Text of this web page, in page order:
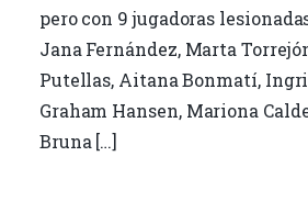
pero con 9 jugadoras
Jana Fernández, Marta
Putellas, Aitana Bonmatí,
Graham Hansen, Mariona
Bruna […]